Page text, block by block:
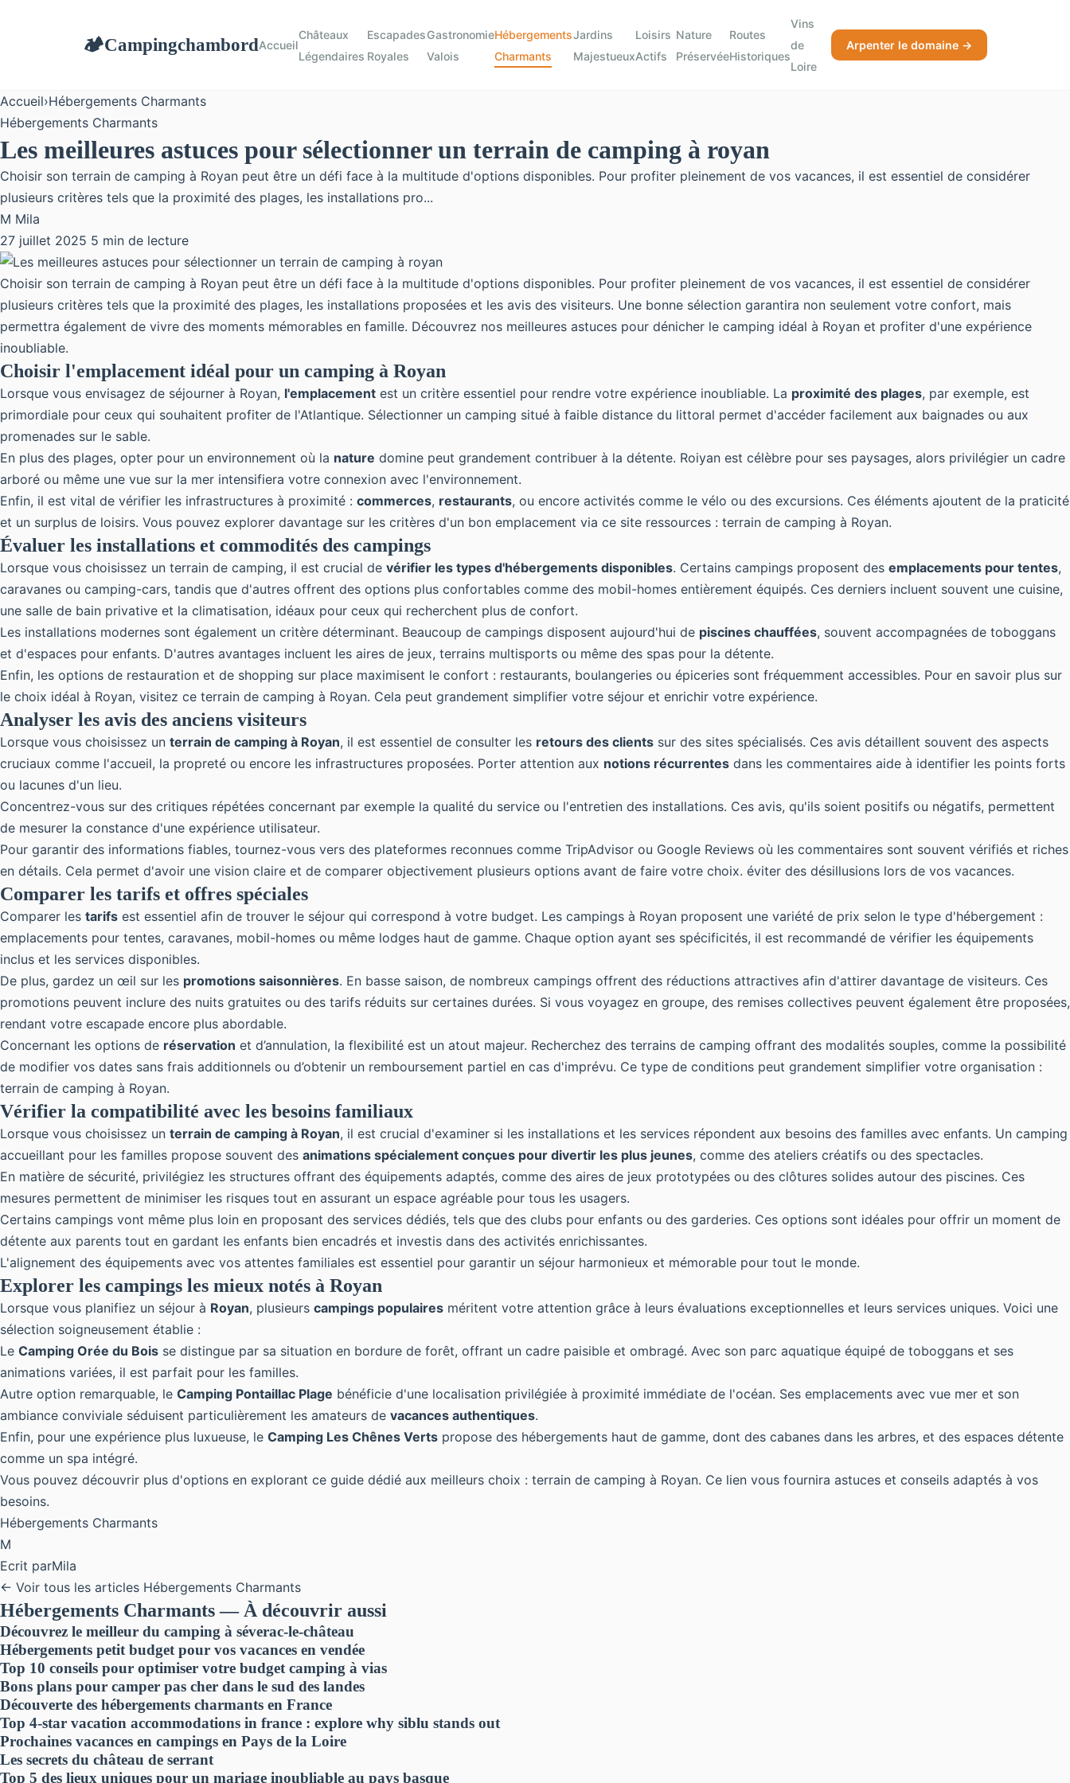
🏕CampingchambordAccueil
Châteaux
Légendaires
Escapades
Royales
Gastronomie
Valois
Hébergements
Charmants
Jardins
Majestueux
Loisirs
Actifs
Nature
Préservée
Routes
Historiques
Vins
de
Loire
Arpenter le domaine →
Accueil›Hébergements Charmants
Hébergements Charmants
Les meilleures astuces pour sélectionner un terrain de camping à royan
Choisir son terrain de camping à Royan peut être un défi face à la multitude d'options disponibles. Pour profiter pleinement de vos vacances, il est essentiel de considérer
plusieurs critères tels que la proximité des plages, les installations pro...
M Mila
27 juillet 2025 5 min de lecture
Choisir son terrain de camping à Royan peut être un défi face à la multitude d'options disponibles. Pour profiter pleinement de vos vacances, il est essentiel de considérer
plusieurs critères tels que la proximité des plages, les installations proposées et les avis des visiteurs. Une bonne sélection garantira non seulement votre confort, mais
permettra également de vivre des moments mémorables en famille. Découvrez nos meilleures astuces pour dénicher le camping idéal à Royan et profiter d'une expérience
inoubliable.
Choisir l'emplacement idéal pour un camping à Royan
Lorsque vous envisagez de séjourner à Royan, l'emplacement est un critère essentiel pour rendre votre expérience inoubliable. La proximité des plages, par exemple, est
primordiale pour ceux qui souhaitent profiter de l'Atlantique. Sélectionner un camping situé à faible distance du littoral permet d'accéder facilement aux baignades ou aux
promenades sur le sable.
En plus des plages, opter pour un environnement où la nature domine peut grandement contribuer à la détente. Roiyan est célèbre pour ses paysages, alors privilégier un cadre
arboré ou même une vue sur la mer intensifiera votre connexion avec l'environnement.
Enfin, il est vital de vérifier les infrastructures à proximité : commerces, restaurants, ou encore activités comme le vélo ou des excursions. Ces éléments ajoutent de la praticité
et un surplus de loisirs. Vous pouvez explorer davantage sur les critères d'un bon emplacement via ce site ressources : terrain de camping à Royan.
Évaluer les installations et commodités des campings
Lorsque vous choisissez un terrain de camping, il est crucial de vérifier les types d'hébergements disponibles. Certains campings proposent des emplacements pour tentes,
caravanes ou camping-cars, tandis que d'autres offrent des options plus confortables comme des mobil-homes entièrement équipés. Ces derniers incluent souvent une cuisine,
une salle de bain privative et la climatisation, idéaux pour ceux qui recherchent plus de confort.
Les installations modernes sont également un critère déterminant. Beaucoup de campings disposent aujourd'hui de piscines chauffées, souvent accompagnées de toboggans
et d'espaces pour enfants. D'autres avantages incluent les aires de jeux, terrains multisports ou même des spas pour la détente.
Enfin, les options de restauration et de shopping sur place maximisent le confort : restaurants, boulangeries ou épiceries sont fréquemment accessibles. Pour en savoir plus sur
le choix idéal à Royan, visitez ce terrain de camping à Royan. Cela peut grandement simplifier votre séjour et enrichir votre expérience.
Analyser les avis des anciens visiteurs
Lorsque vous choisissez un terrain de camping à Royan, il est essentiel de consulter les retours des clients sur des sites spécialisés. Ces avis détaillent souvent des aspects
cruciaux comme l'accueil, la propreté ou encore les infrastructures proposées. Porter attention aux notions récurrentes dans les commentaires aide à identifier les points forts
ou lacunes d'un lieu.
Concentrez-vous sur des critiques répétées concernant par exemple la qualité du service ou l'entretien des installations. Ces avis, qu'ils soient positifs ou négatifs, permettent
de mesurer la constance d'une expérience utilisateur.
Pour garantir des informations fiables, tournez-vous vers des plateformes reconnues comme TripAdvisor ou Google Reviews où les commentaires sont souvent vérifiés et riches
en détails. Cela permet d'avoir une vision claire et de comparer objectivement plusieurs options avant de faire votre choix. éviter des désillusions lors de vos vacances.
Comparer les tarifs et offres spéciales
Comparer les tarifs est essentiel afin de trouver le séjour qui correspond à votre budget. Les campings à Royan proposent une variété de prix selon le type d'hébergement :
emplacements pour tentes, caravanes, mobil-homes ou même lodges haut de gamme. Chaque option ayant ses spécificités, il est recommandé de vérifier les équipements
inclus et les services disponibles.
De plus, gardez un œil sur les promotions saisonnières. En basse saison, de nombreux campings offrent des réductions attractives afin d'attirer davantage de visiteurs. Ces
promotions peuvent inclure des nuits gratuites ou des tarifs réduits sur certaines durées. Si vous voyagez en groupe, des remises collectives peuvent également être proposées,
rendant votre escapade encore plus abordable.
Concernant les options de réservation et d’annulation, la flexibilité est un atout majeur. Recherchez des terrains de camping offrant des modalités souples, comme la possibilité
de modifier vos dates sans frais additionnels ou d’obtenir un remboursement partiel en cas d'imprévu. Ce type de conditions peut grandement simplifier votre organisation :
terrain de camping à Royan.
Vérifier la compatibilité avec les besoins familiaux
Lorsque vous choisissez un terrain de camping à Royan, il est crucial d'examiner si les installations et les services répondent aux besoins des familles avec enfants. Un camping
accueillant pour les familles propose souvent des animations spécialement conçues pour divertir les plus jeunes, comme des ateliers créatifs ou des spectacles.
En matière de sécurité, privilégiez les structures offrant des équipements adaptés, comme des aires de jeux prototypées ou des clôtures solides autour des piscines. Ces
mesures permettent de minimiser les risques tout en assurant un espace agréable pour tous les usagers.
Certains campings vont même plus loin en proposant des services dédiés, tels que des clubs pour enfants ou des garderies. Ces options sont idéales pour offrir un moment de
détente aux parents tout en gardant les enfants bien encadrés et investis dans des activités enrichissantes.
L'alignement des équipements avec vos attentes familiales est essentiel pour garantir un séjour harmonieux et mémorable pour tout le monde.
Explorer les campings les mieux notés à Royan
Lorsque vous planifiez un séjour à Royan, plusieurs campings populaires méritent votre attention grâce à leurs évaluations exceptionnelles et leurs services uniques. Voici une
sélection soigneusement établie :
Le Camping Orée du Bois se distingue par sa situation en bordure de forêt, offrant un cadre paisible et ombragé. Avec son parc aquatique équipé de toboggans et ses
animations variées, il est parfait pour les familles.
Autre option remarquable, le Camping Pontaillac Plage bénéficie d'une localisation privilégiée à proximité immédiate de l'océan. Ses emplacements avec vue mer et son
ambiance conviviale séduisent particulièrement les amateurs de vacances authentiques.
Enfin, pour une expérience plus luxueuse, le Camping Les Chênes Verts propose des hébergements haut de gamme, dont des cabanes dans les arbres, et des espaces détente
comme un spa intégré.
Vous pouvez découvrir plus d'options en explorant ce guide dédié aux meilleurs choix : terrain de camping à Royan. Ce lien vous fournira astuces et conseils adaptés à vos
besoins.
Hébergements Charmants
M
Ecrit parMila
← Voir tous les articles Hébergements Charmants
Hébergements Charmants — À découvrir aussi
Découvrez le meilleur du camping à séverac-le-château
Hébergements petit budget pour vos vacances en vendée
Top 10 conseils pour optimiser votre budget camping à vias
Bons plans pour camper pas cher dans le sud des landes
Découverte des hébergements charmants en France
Top 4-star vacation accommodations in france : explore why siblu stands out
Prochaines vacances en campings en Pays de la Loire
Les secrets du château de serrant
Top 5 des lieux uniques pour un mariage inoubliable au pays basque